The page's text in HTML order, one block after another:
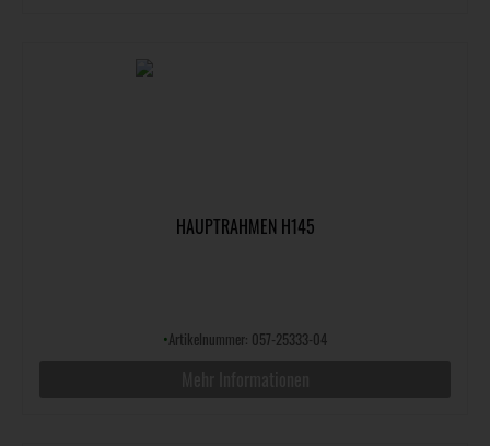
HAUPTRAHMEN H145
•Artikelnummer: 057-25333-04